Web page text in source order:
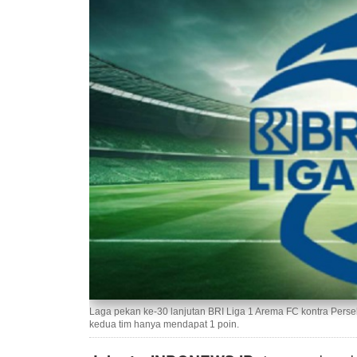
Laga pekan ke-30 lanjutan BRI Liga 1 Arema FC kontra
kedua tim hanya mendapat 1 poin.